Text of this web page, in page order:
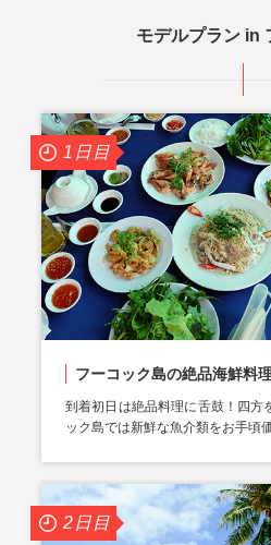
モデルプラン in
1日目
フーコック島の絶品海鮮料
到着初日は絶品料理に舌鼓！四方
ック島では新鮮な魚介類をお手頃
2日目